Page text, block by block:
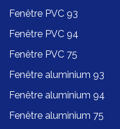
Fenêtre PVC 93
Fenêtre PVC 94
Fenêtre PVC 75
Fenêtre aluminium 93
Fenêtre aluminium 94
Fenêtre aluminium 75